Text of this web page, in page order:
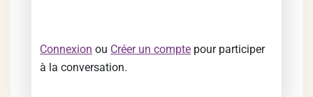
Connexion ou Créer un compte pour participer
à la conversation.